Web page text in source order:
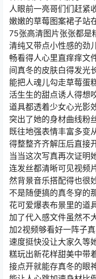
人眼前一亮哥们们赶紧
嫩嫩的草莓图案裙子站
75张高清图片张张都是
清纯又带点小性感的劲
畅看得人心里直痒痒文
间真冬的皮肤白得发光
能把人魂儿勾走草莓蛋
活生生的甜点诱人得想
道具都透着少女心光影
突出了她的身材曲线粉
既往地强表情丰富多变
得整整齐齐解压后直接
当当这次写真再次证明
连发丝都清晰可见视频
然背景音乐搭配得也很
不是随便搞的真冬穿的
花可爱爆表布景里的道
加了代入感文件虽然不
加2视频够看好一阵子
速度挺快没让大家久等
糕玩出新花样甜美中带
接点开就能存真冬的眼